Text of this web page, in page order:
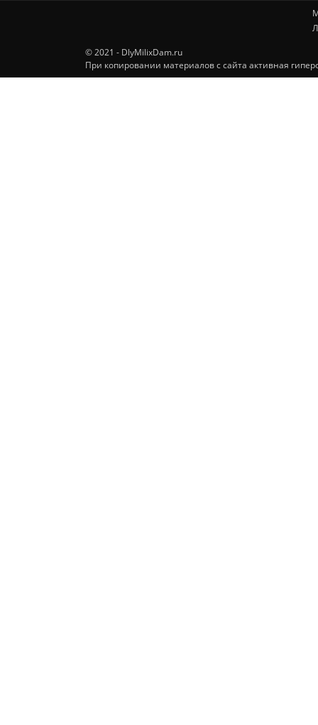
© 2021 - DlyMilixDam.ru
При копировании материалов с сайта активная